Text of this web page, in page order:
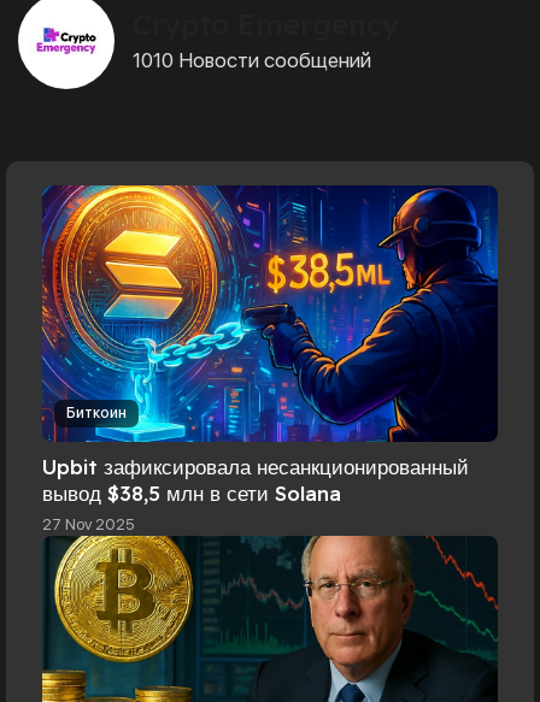
1010 Новости сообщений
Биткоин
Upbit зафиксировала несанкционированный
вывод $38,5 млн в сети Solana
27 Nov 2025